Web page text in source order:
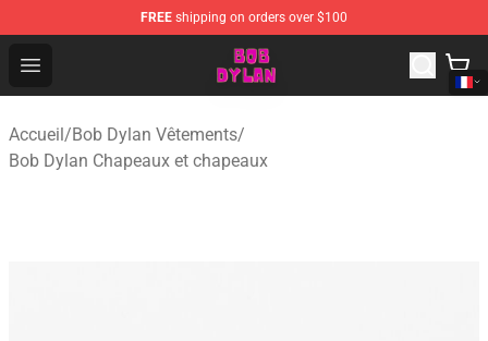
FREE shipping on orders over $100
Open menu
Bob Dylan Store - Official Bob Dylan Merchandise Shop
Accueil/Bob Dylan Vêtements/
Bob Dylan Chapeaux et chapeaux